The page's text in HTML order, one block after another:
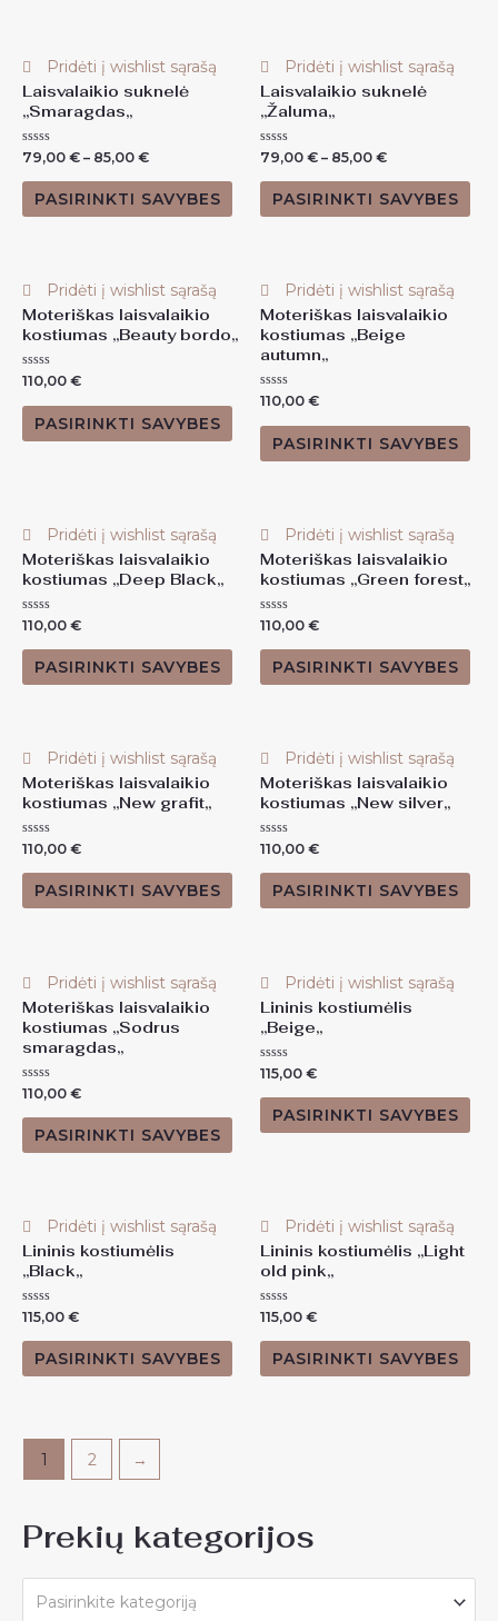
Prekių kategorijos
Pasirinkite kategoriją
Pridėti į wishlist sąrašą
Laisvalaikio suknelė
,,Smaragdas,,
Įvertinimas:
iš
79,00 € – 85,00 €
PASIRINKTI SAVYBES
Pridėti į wishlist sąrašą
Laisvalaikio suknelė
,,Žaluma,,
Įvertinimas:
iš
79,00 € – 85,00 €
PASIRINKTI SAVYBES
Pridėti į wishlist sąrašą
Moteriškas laisvalaikio
kostiumas ,,Beauty bordo,,
Įvertinimas:
iš
110,00 €
PASIRINKTI SAVYBES
Pridėti į wishlist sąrašą
Moteriškas laisvalaikio
kostiumas ,,Beige
autumn,,
Įvertinimas:
iš
110,00 €
PASIRINKTI SAVYBES
Pridėti į wishlist sąrašą
Moteriškas laisvalaikio
kostiumas ,,Deep Black,,
Įvertinimas:
iš
110,00 €
PASIRINKTI SAVYBES
Pridėti į wishlist sąrašą
Moteriškas laisvalaikio
kostiumas ,,Green forest,,
Įvertinimas:
iš
110,00 €
PASIRINKTI SAVYBES
Pridėti į wishlist sąrašą
Moteriškas laisvalaikio
kostiumas ,,New grafit,,
Įvertinimas:
iš
110,00 €
PASIRINKTI SAVYBES
Pridėti į wishlist sąrašą
Moteriškas laisvalaikio
kostiumas ,,New silver,,
Įvertinimas:
iš
110,00 €
PASIRINKTI SAVYBES
Pridėti į wishlist sąrašą
Moteriškas laisvalaikio
kostiumas ,,Sodrus
smaragdas,,
Įvertinimas:
iš
110,00 €
PASIRINKTI SAVYBES
Pridėti į wishlist sąrašą
Lininis kostiumėlis
,,Beige,,
Įvertinimas:
iš
115,00 €
PASIRINKTI SAVYBES
Pridėti į wishlist sąrašą
Lininis kostiumėlis
,,Black,,
Įvertinimas:
iš
115,00 €
PASIRINKTI SAVYBES
Pridėti į wishlist sąrašą
Lininis kostiumėlis ,,Light
old pink,,
Įvertinimas:
iš
115,00 €
PASIRINKTI SAVYBES
1 2 →